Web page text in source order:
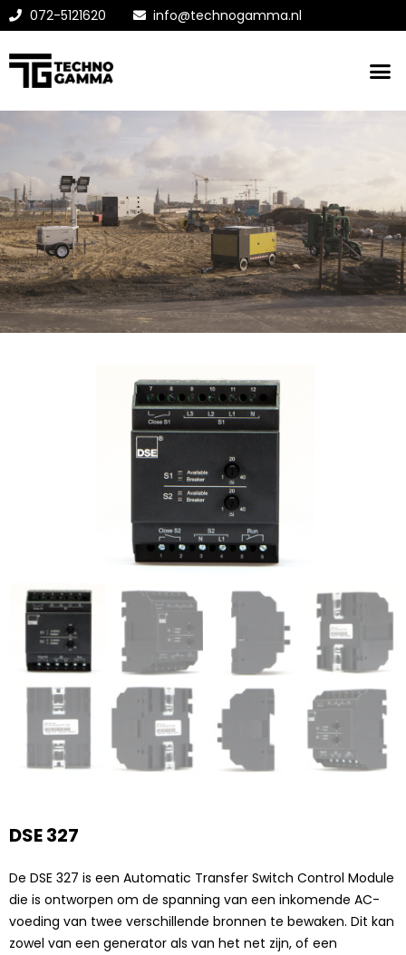
072-5121620 info@technogamma.nl
DSE 327
De DSE 327 is een Automatic Transfer Switch Control Module
die is ontworpen om de spanning van een inkomende AC-
voeding van twee verschillende bronnen te bewaken. Dit kan
zowel van een generator als van het net zijn, of een